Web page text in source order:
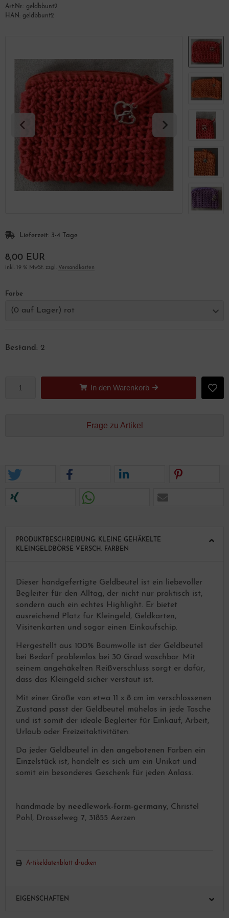
Art.Nr.: geldbbunt2
HAN: geldbbunt2
Lieferzeit: 3-4 Tage
8,00 EUR
inkl. 19 % MwSt. zzgl. Versandkosten
Farbe
(0 auf Lager) rot
Bestand: 2
In den Warenkorb
Frage zu Artikel
PRODUKTBESCHREIBUNG: KLEINE GEHÄKELTE
KLEINGELDBÖRSE VERSCH. FARBEN
Dieser handgefertigte Geldbeutel ist ein liebevoller
Begleiter für den Alltag, der nicht nur praktisch ist,
sondern auch ein echtes Highlight. Er bietet
ausreichend Platz für Kleingeld, Geldkarten,
Visitenkarten und sogar einen Einkaufschip.
Hergestellt aus 100% Baumwolle ist der Geldbeutel
bei Bedarf problemlos bei 30 Grad waschbar. Mit
seinem angehäkelten Reißverschluss sorgt er dafür,
dass das Kleingeld sicher verstaut ist.
Mit einer Größe von etwa 11 x 8 cm im verschlossenen
Zustand passt der Geldbeutel mühelos in jede Tasche
und ist somit der ideale Begleiter für Einkauf, Arbeit,
Urlaub oder Freizeitaktivitäten.
Da jeder Geldbeutel in den angebotenen Farben ein
Einzelstück ist, handelt es sich um ein Unikat und
somit ein besonderes Geschenk für jeden Anlass.
handmade by needlework-form-germany, Christel
Pohl, Drosselweg 7, 31855 Aerzen
Artikeldatenblatt drucken
EIGENSCHAFTEN